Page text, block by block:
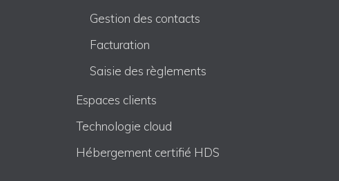
Gestion des contacts
Facturation
Saisie des règlements
Espaces clients
Technologie cloud
Hébergement certifié HDS